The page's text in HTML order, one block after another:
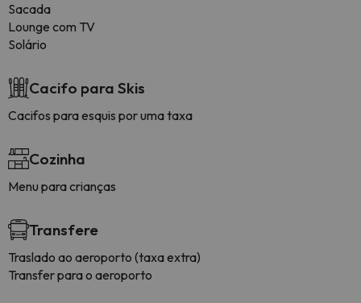
Sacada
Lounge com TV
Solário
Cacifo para Skis
Cacifos para esquis por uma taxa
Cozinha
Menu para crianças
Transfere
Traslado ao aeroporto (taxa extra)
Transfer para o aeroporto